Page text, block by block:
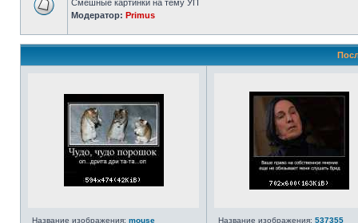
Смешные картинки на тему УП
Модератор: Primus
Название изображения: mouse
Название изображения: 537355